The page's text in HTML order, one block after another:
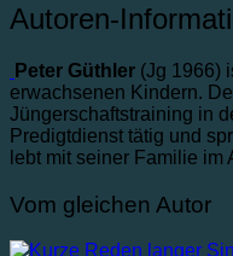
Autoren-
Peter Güthler (Jg 1966)
erwachsenen Kindern.
Jüngerschaftstraining in
Predigtdienst tätig und
lebt mit seiner Familie im
Vom gleichen Autor